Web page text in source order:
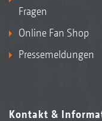
Fragen
Online Fan Shop
Pressemeldungen
Kontakt &